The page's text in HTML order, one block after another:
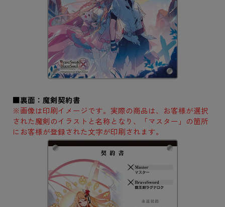
■裏面：魔剣契約書
※画像は印刷イメージです。実際の商品は、お客様が選択
された魔剣のイラストと名称となり、「マスター」の箇所
にお客様が登録された文字が印刷されます。